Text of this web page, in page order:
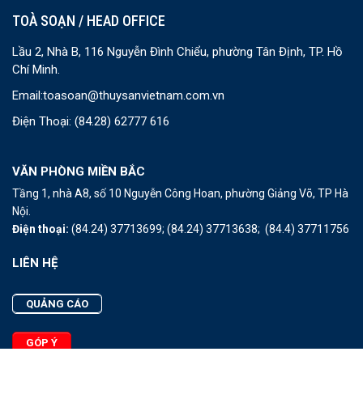
TOÀ SOẠN / HEAD OFFICE
Lầu 2, Nhà B, 116 Nguyễn Đình Chiểu, phường Tân Định, TP. Hồ
Chí Minh.
Email:toasoan@thuysanvietnam.com.vn
Điện Thoại: (84.28) 62777 616
VĂN PHÒNG MIỀN BẮC
Tầng 1, nhà A8, số 10 Nguyễn Công Hoan, phường Giảng Võ, TP Hà
Nội.
Điện thoại: (84.24) 37713699; (84.24) 37713638; (84.4) 37711756
LIÊN HỆ
QUẢNG CÁO
GÓP Ý